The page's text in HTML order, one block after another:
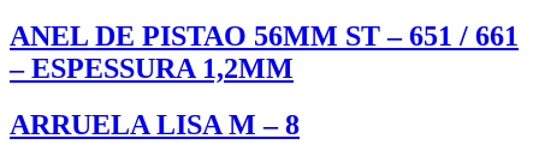
ANEL DE PISTAO 56MM ST – 651 / 661
– ESPESSURA 1,2MM
ARRUELA LISA M – 8